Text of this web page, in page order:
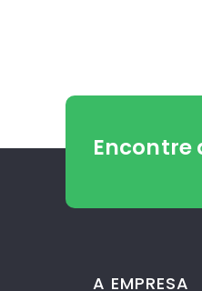
Encontre
A EMPRESA